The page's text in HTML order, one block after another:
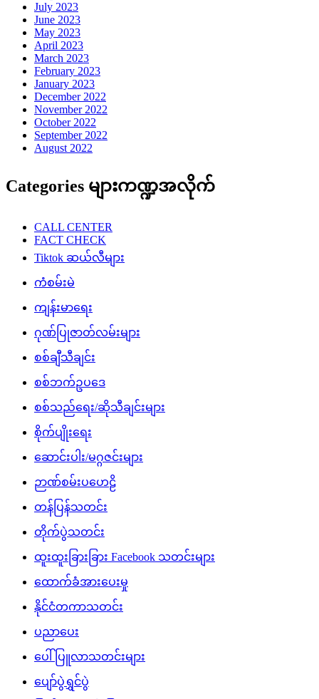
July 2023
June 2023
May 2023
April 2023
March 2023
February 2023
January 2023
December 2022
November 2022
October 2022
September 2022
August 2022
Categories များကဏ္ဍအလိုက်
CALL CENTER
FACT CHECK
Tiktok ဆယ်လီများ
ကံစမ်းမဲ
ကျန်းမာရေး
ဂုဏ်ပြုဇာတ်လမ်းများ
စစ်ချီသီချင်း
စစ်ဘက်ဥပဒေ
စစ်သည်ရေး/ဆိုသီချင်းများ
စိုက်ပျိုးရေး
ဆောင်းပါး/မဂ္ဂဇင်းများ
ဉာဏ်စမ်းပဟေဠိ
တန်ပြန်သတင်း
တိုက်ပွဲသတင်း
ထူးထူးခြားခြား Facebook သတင်းများ
ထောက်ခံအားပေးမှု
နိုင်ငံတကာသတင်း
ပညာပေး
ပေါ်ပြူလာသတင်းများ
ပျော်ပွဲရွှင်ပွဲ